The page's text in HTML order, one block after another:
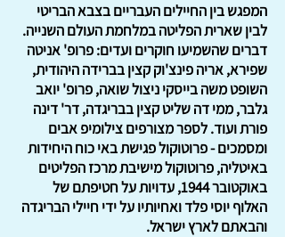
המפגש בין החיילים העבריים בצבא הבריטי
לבין שארית הפליטה במלחמת העולם השנייה.
דברים שהשמיעו חוקרים ועדים: פרופ' אניטה
שפירא, אריה פינצ'וק קצין בברידה היהודית,
השופט משה בייסקי ניצול שואה, פרופ' יואב
גלבר, ממי דה שליט קצין בבריגדה, דר' דינה
פורת ועוד. לספר מצורפים צילומיפ אבים
ומסמכים - פרוטוקול פגישת באי כוח היחידות
באיטליה, פרוטוקול מישיבת מרכז הפליטים
באוקטובר 1944, עדויות על חטיפתם של
האלוף יוסי פלד ואחיותיו על ידי חיילי הבריגדה
והבאתם לארץ ישראל.